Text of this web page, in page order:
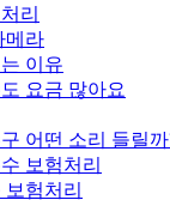
리
메라
이유
요금 많아요
어떤 소리 들릴까
보험처리
험처리